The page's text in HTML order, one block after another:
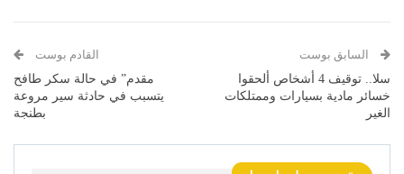
السابق بوست
سلا.. توقيف 4 أشخاص ألحقوا
خسائر مادية بسيارات وممتلكات
الغير
القادم بوست
مقدم” في حالة سكر طافح
يتسبب في حادثة سير مروعة
بطنجة